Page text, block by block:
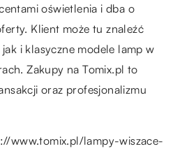
oświetlenia i dba o
Klient może tu znaleźć
i klasyczne modele lamp w
Zakupy na Tomix.pl to
oraz profesjonalizmu
www.tomix.pl/lampy-wiszace-